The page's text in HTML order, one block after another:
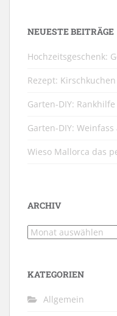
NEUESTE BEITRÄGE
Hochzeitsgeschenk:
Rezept:
Garten-DIY:
Garten-DIY:
Wieso Mallorca das
ARCHIV
Archiv
KATEGORIEN
Allgemein